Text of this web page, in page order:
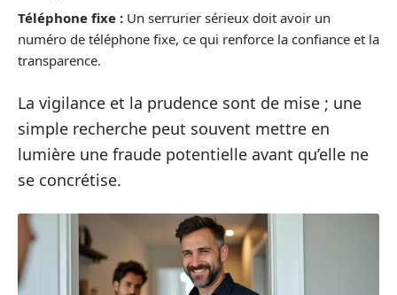
Téléphone fixe : Un serrurier sérieux doit avoir un
numéro de téléphone fixe, ce qui renforce la confiance et la
transparence.
La vigilance et la prudence sont de mise ; une
simple recherche peut souvent mettre en
lumière une fraude potentielle avant qu’elle ne
se concrétise.